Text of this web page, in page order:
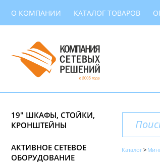
О КОМПАНИИ КАТАЛОГ ТОВАРОВ
19" ШКАФЫ, СТОЙКИ,
КРОНШТЕЙНЫ
АКТИВНОЕ СЕТЕВОЕ
ОБОРУДОВАНИЕ
Каталог